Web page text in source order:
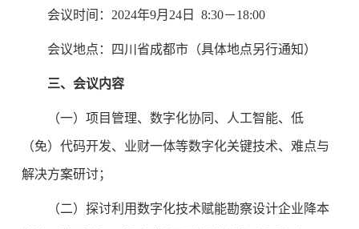
会议时间：2024年9月24日 8:30－18:00
会议地点：四川省成都市（具体地点另行通知）
三、会议内容
（一）项目管理、数字化协同、人工智能、低
（免）代码开发、业财一体等数字化关键技术、难点与
解决方案研讨；
（二）探讨利用数字化技术赋能勘察设计企业降本